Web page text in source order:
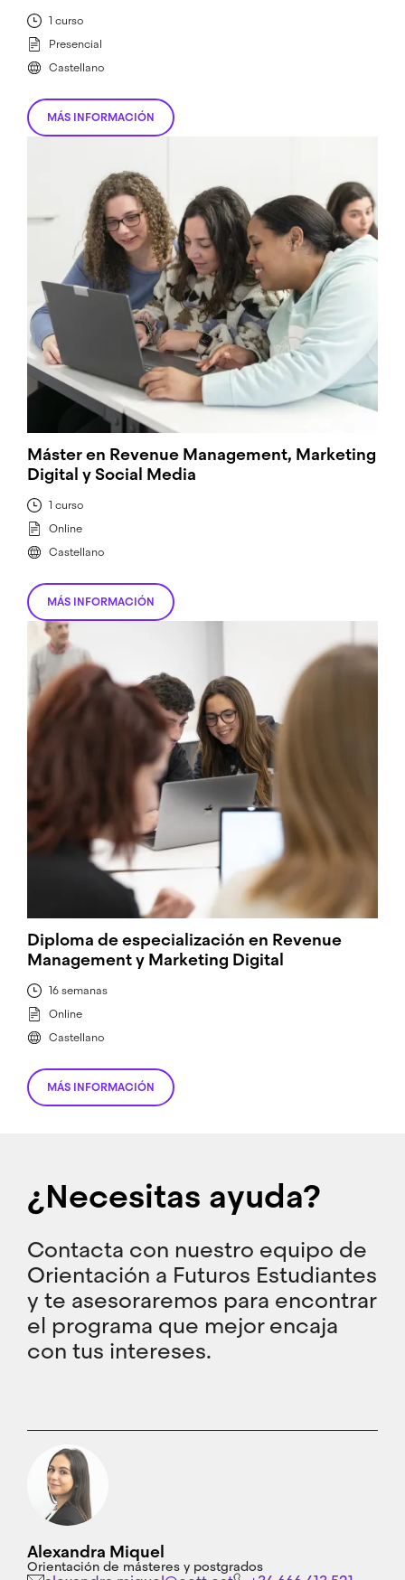
1 curso
Presencial
Castellano
MÁS INFORMACIÓN
Máster en Revenue Management, Marketing
Digital y Social Media
1 curso
Online
Castellano
MÁS INFORMACIÓN
Diploma de especialización en Revenue
Management y Marketing Digital
16 semanas
Online
Castellano
MÁS INFORMACIÓN
¿Necesitas ayuda?
Contacta con nuestro equipo de
Orientación a Futuros Estudiantes
y te asesoraremos para encontrar
el programa que mejor encaja
con tus intereses.
Alexandra Miquel
Orientación de másteres y postgrados